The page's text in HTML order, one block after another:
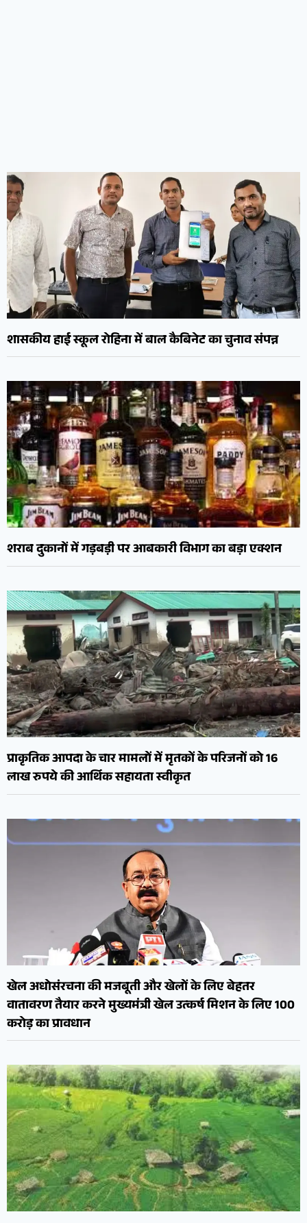
शासकीय हाई स्कूल रोहिना में बाल कैबिनेट का चुनाव संपन्न
शराब दुकानों में गड़बड़ी पर आबकारी विभाग का बड़ा एक्शन
प्राकृतिक आपदा के चार मामलों में मृतकों के परिजनों को 16
लाख रुपये की आर्थिक सहायता स्वीकृत
खेल अधोसंरचना की मजबूती और खेलों के लिए बेहतर
वातावरण तैयार करने मुख्यमंत्री खेल उत्कर्ष मिशन के लिए 100
करोड़ का प्रावधान